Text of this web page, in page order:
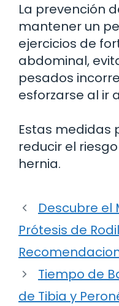
La prevención
mantener un
ejercicios de
abdominal,
pesados
esforzarse al ir
Estas medidas
reducir el
hernia.
Descubre el
Prótesis de
Tiempo de
de Tibia y